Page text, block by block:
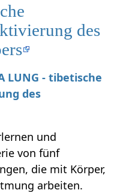
des
LUNG - tibetische
des
und
von fünf
die mit Körper,
arbeiten.